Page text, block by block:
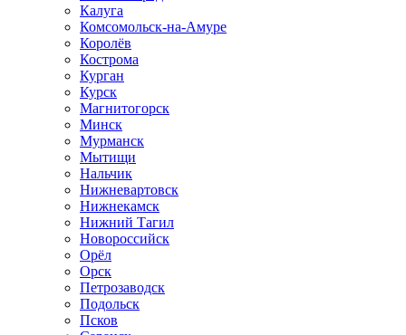
Калуга
Комсомольск-на-Амуре
Королёв
Кострома
Курган
Курск
Магнитогорск
Минск
Мурманск
Мытищи
Нальчик
Нижневартовск
Нижнекамск
Нижний Тагил
Новороссийск
Орёл
Орск
Петрозаводск
Подольск
Псков